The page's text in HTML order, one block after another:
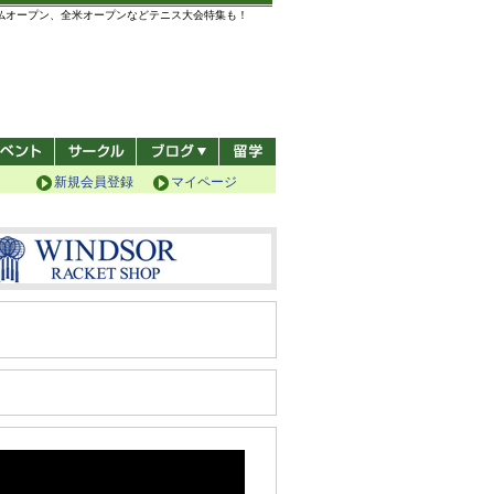
ープン、全米オープンなどテニス大会特集も！
マイページ
新規会員登録